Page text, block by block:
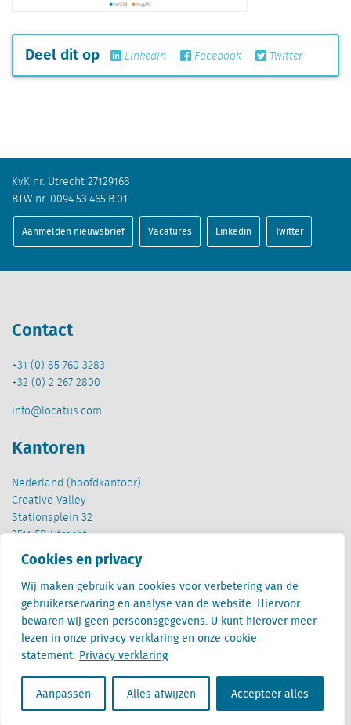
Cookies en privacy
Wij maken gebruik van cookies voor verbetering van de
gebruikerservaring en analyse van de website. Hiervoor
bewaren wij geen persoonsgegevens. U kunt hierover meer
lezen in onze privacy verklaring en onze cookie
statement. Privacy verklaring
Aanpassen Alles afwijzen Accepteer alles
Deel dit op Linkedin Facebook Twitter
KvK nr. Utrecht 27129168
BTW nr. 0094.53.465.B.01
Aanmelden nieuwsbrief Vacatures Linkedin Twitter
Contact
+31 (0) 85 760 3283
+32 (0) 2 267 2800
info@locatus.com
Kantoren
Nederland (hoofdkantoor)
Creative Valley
Stationsplein 32
3511 ED Utrecht
België
Cantersteen 47
1000 Brussel
Locatus B.V. and Locatus Belgie B.V. are wholly-owned subsidiaries of Green Street